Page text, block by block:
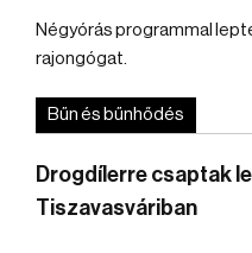
Négyórás programmal
rajongógat.
Bűn és bűnhődés
Drogdílerre csaptak le
Tiszavasváriban